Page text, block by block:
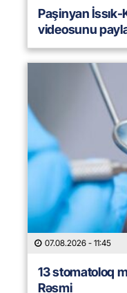
Paşinyan
videosunu
07.08.2026 - 11:45
13 stomatoloq
Rəsmi